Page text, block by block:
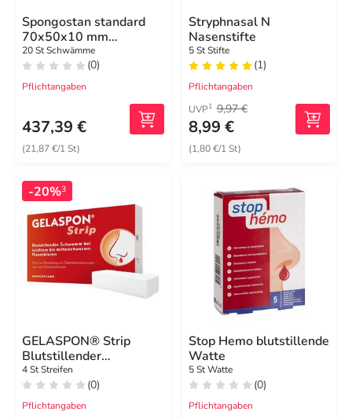
Spongostan standard
70x50x10 mm
Schwämme
20 St Schwämme
(0)
Pflichtangaben
437,39 €
(21,87 €/1 St)
Stryphnasal N
Nasenstifte
5 St Stifte
(1)
Pflichtangaben
UVP1 9,97 €
8,99 €
(1,80 €/1 St)
-20%3
GELASPON® Strip
Blutstillender
Schwamm
4 St Streifen
(0)
Pflichtangaben
Stop Hemo blutstillende
Watte
5 St Watte
(0)
Pflichtangaben